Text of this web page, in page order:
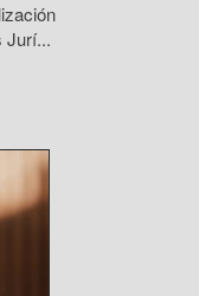
Jurí...